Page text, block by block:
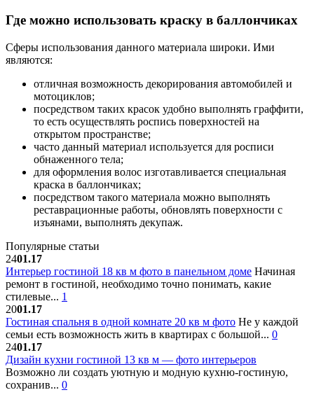
Где можно использовать краску в баллончиках
Сферы использования данного материала широки. Ими
являются:
отличная возможность декорирования автомобилей и
мотоциклов;
посредством таких красок удобно выполнять граффити,
то есть осуществлять роспись поверхностей на
открытом пространстве;
часто данный материал используется для росписи
обнаженного тела;
для оформления волос изготавливается специальная
краска в баллончиках;
посредством такого материала можно выполнять
реставрационные работы, обновлять поверхности с
изъянами, выполнять декупаж.
Популярные статьи
2401.17
Интерьер гостиной 18 кв м фото в панельном доме Начиная
ремонт в гостиной, необходимо точно понимать, какие
стилевые... 1
2001.17
Гостиная спальня в одной комнате 20 кв м фото Не у каждой
семьи есть возможность жить в квартирах с большой... 0
2401.17
Дизайн кухни гостиной 13 кв м — фото интерьеров
Возможно ли создать уютную и модную кухню-гостиную,
сохранив... 0